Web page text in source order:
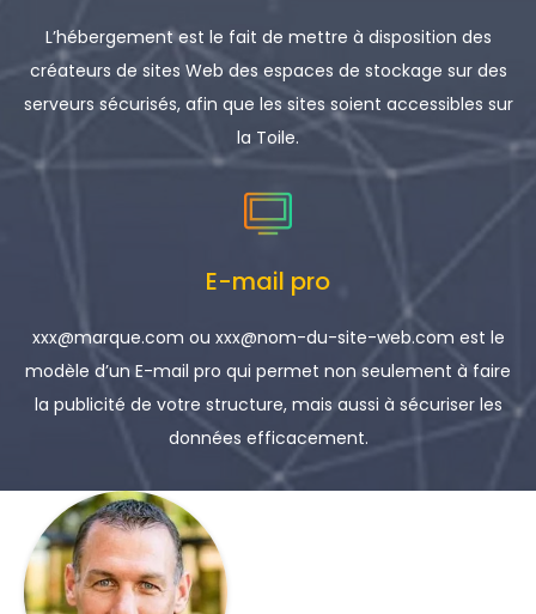
L’hébergement est le fait de mettre à disposition des
créateurs de sites Web des espaces de stockage sur des
serveurs sécurisés, afin que les sites soient accessibles sur
la Toile.
E-mail pro
xxx@marque.com ou xxx@nom-du-site-web.com est le
modèle d’un E-mail pro qui permet non seulement à faire
la publicité de votre structure, mais aussi à sécuriser les
données efficacement.